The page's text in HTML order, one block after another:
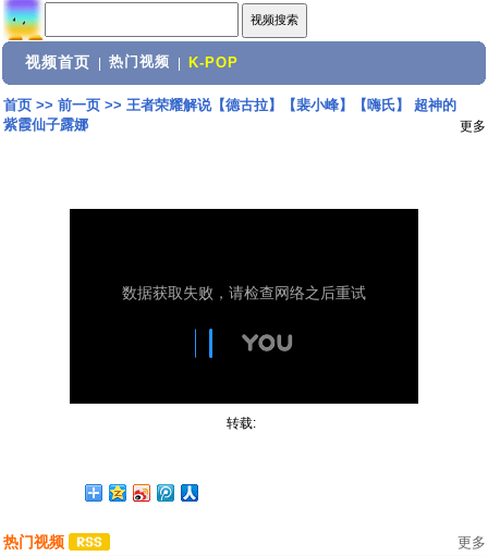
视频首页 热门视频 K-POP
首页>> 前一页>> 王者荣耀解说【德古拉】【裴小峰】【嗨氏】 超神的
紫霞仙子露娜
更多
转载:
热门视频 更多